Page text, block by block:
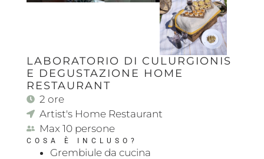
LABORATORIO DI CULURGIONIS
E DEGUSTAZIONE HOME
RESTAURANT
2 ore
Artist's Home Restaurant
Max 10 persone
COSA È INCLUSO?
Grembiule da cucina